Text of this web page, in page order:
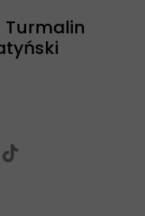
Turmalin